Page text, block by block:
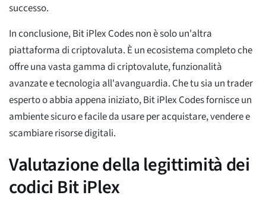
successo.
In conclusione, Bit iPlex Codes non è solo un'altra
piattaforma di criptovaluta. È un ecosistema completo che
offre una vasta gamma di criptovalute, funzionalità
avanzate e tecnologia all'avanguardia. Che tu sia un trader
esperto o abbia appena iniziato, Bit iPlex Codes fornisce un
ambiente sicuro e facile da usare per acquistare, vendere e
scambiare risorse digitali.
Valutazione della legittimità dei
codici Bit iPlex